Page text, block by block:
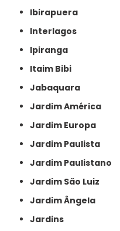
Ibirapuera
Interlagos
Ipiranga
Itaim Bibi
Jabaquara
Jardim América
Jardim Europa
Jardim Paulista
Jardim Paulistano
Jardim São Luiz
Jardim Ângela
Jardins